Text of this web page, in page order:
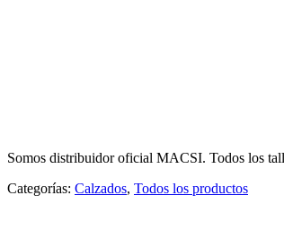
Somos distribuidor oficial MACSI. Todos los
Categorías: Calzados, Todos los productos